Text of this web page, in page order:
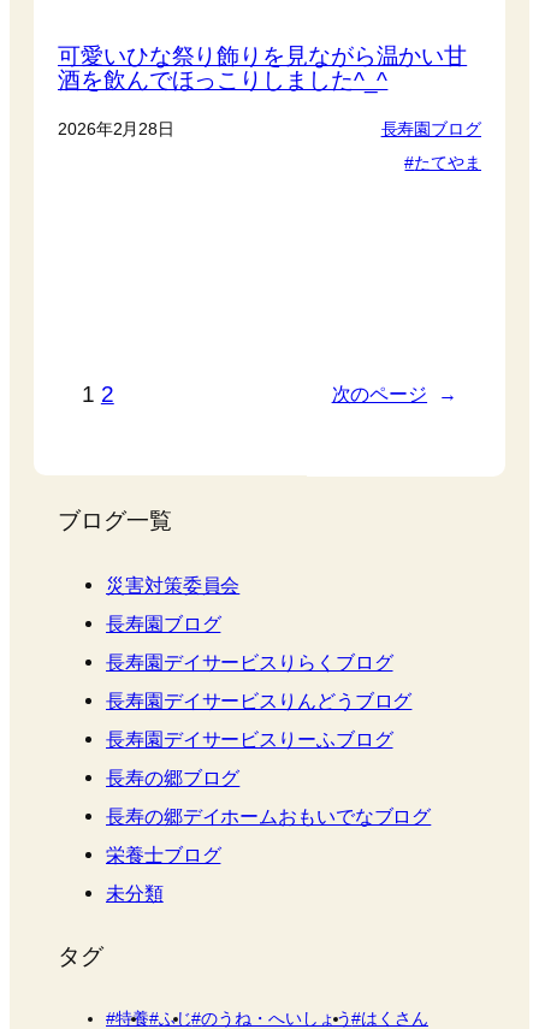
可愛いひな祭り飾りを見ながら温かい甘
酒を飲んでほっこりしました^_^
2026年2月28日
長寿園ブログ
たてやま
1 2 次のページ →
ブログ一覧
災害対策委員会
長寿園ブログ
長寿園デイサービスりらくブログ
長寿園デイサービスりんどうブログ
長寿園デイサービスりーふブログ
長寿の郷ブログ
長寿の郷デイホームおもいでなブログ
栄養士ブログ
未分類
タグ
特養 ふじ のうね・へいしょう はくさん